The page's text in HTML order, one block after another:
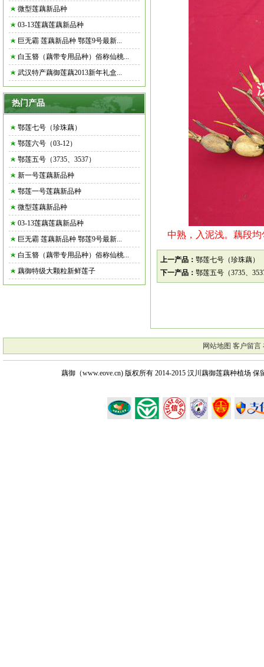
微型莲藕新品种
03-13莲藕莲藕新品种
巨无霸 莲藕新品种 鄂莲9号最新...
白玉簪（藕带专用品种）俗称仙桃...
武汉特产藕御莲藕2013新年礼盒...
热门产品
鄂莲七号（珍珠藕）
鄂莲六号（03-12）
鄂莲五号（3735、3537）
新一号莲藕新品种
鄂莲一号莲藕新品种
微型莲藕新品种
03-13莲藕莲藕新品种
巨无霸 莲藕新品种 鄂莲9号最新...
白玉簪（藕带专用品种）俗称仙桃...
藕御特级大颗粒新鲜莲子
中熟，入泥浅。藕段
上一产品： 鄂莲七号（珍珠藕）
下一产品： 鄂莲五号（3735、
网站地图 客户留言
藕御（www.eove.cn) 版权所有2014-2015 汉川藕御莲藕种植场 保